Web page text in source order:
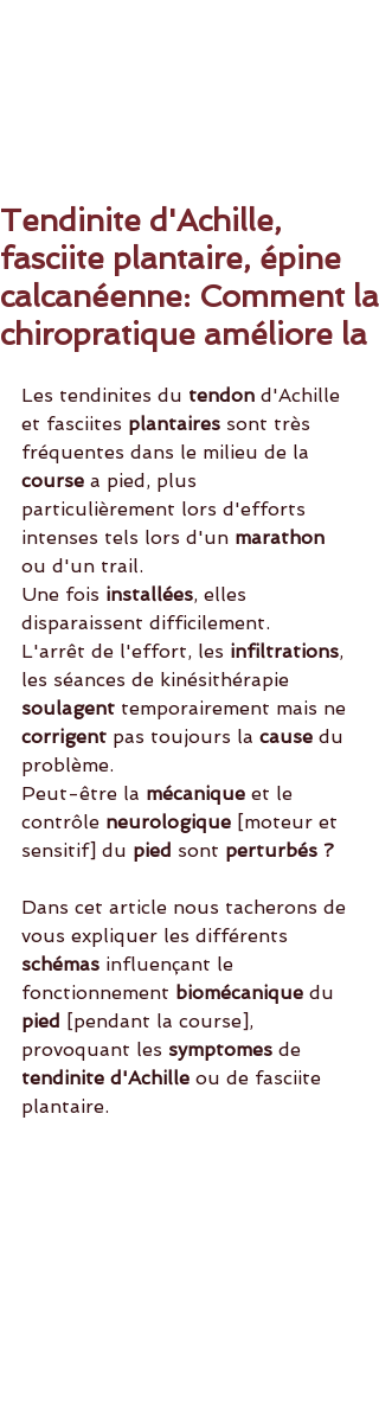
Tendinite d'Achille,
fasciite plantaire, épine
calcanéenne: Comment la
chiropratique améliore la
Les tendinites du tendon d'Achille
et fasciites plantaires sont très
fréquentes dans le milieu de la
course a pied, plus
particulièrement lors d'efforts
intenses tels lors d'un marathon
ou d'un trail.
Une fois installées, elles
disparaissent difficilement.
L'arrêt de l'effort, les infiltrations,
les séances de kinésithérapie
soulagent temporairement mais ne
corrigent pas toujours la cause du
problème.
Peut-être la mécanique et le
contrôle neurologique [moteur et
sensitif] du pied sont perturbés ?
Dans cet article nous tacherons de
vous expliquer les différents
schémas influençant le
fonctionnement biomécanique du
pied [pendant la course],
provoquant les symptomes de
tendinite d'Achille ou de fasciite
plantaire.